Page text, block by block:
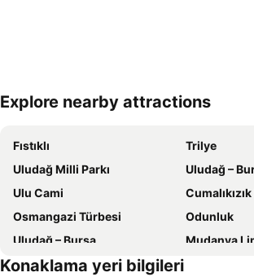
Haritayı genişlet
Explore nearby attractions
Fıstıklı
Trilye
Uludağ Milli Parkı
Uludağ –
Ulu Cami
Osmangazi Türbesi
Odunluk
Uludağ – Bursa
Mudanya
Tüyap Uluslararası Fuar ve Kongre Merkezi
Konaklama yeri bilgileri